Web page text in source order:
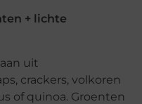
+ lichte
uit
crackers, volkoren
of quinoa. Groenten